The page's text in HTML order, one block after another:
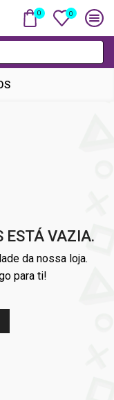
0 0
ESTÁ VAZIA.
da nossa loja.
para ti!